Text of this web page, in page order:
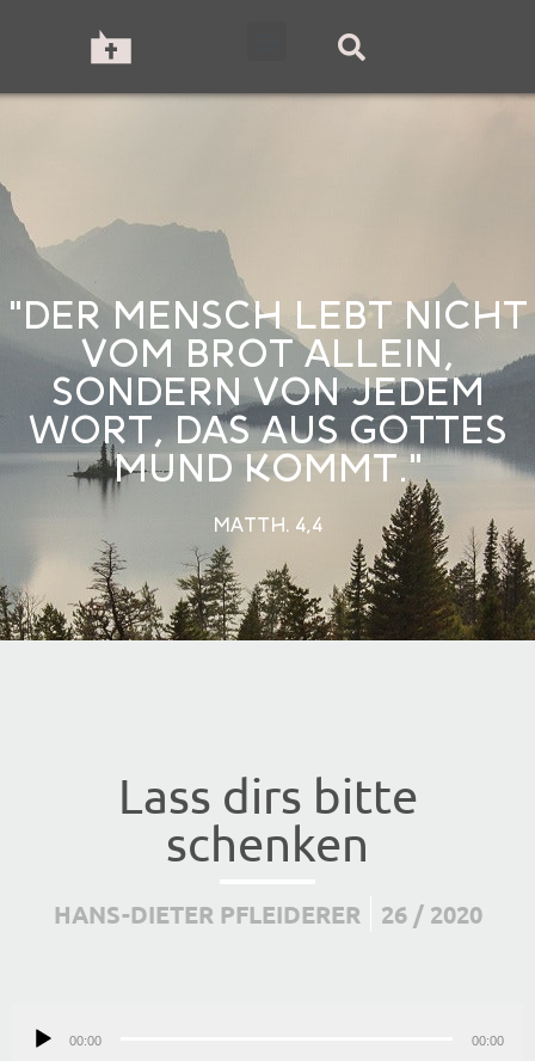
"DER MENSCH LEBT NICHT
VOM BROT ALLEIN,
SONDERN VON JEDEM
WORT, DAS AUS GOTTES
MUND KOMMT."
MATTH. 4,4
Lass dirs bitte
schenken
HANS-DIETER PFLEIDERER 26 / 2020
00:00 00:00